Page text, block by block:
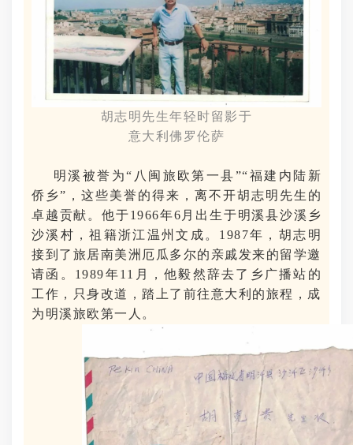
胡志明先生年轻时留影于
意大利佛罗伦萨
明溪被誉为“八闽旅欧第一县”“福建内陆新
侨乡”， 这些美誉的得来，离不开胡志明先生的
卓越贡献。他于1966年6月出生于明溪县沙溪乡
沙溪村，祖籍浙江温州文成。1987年，胡志明
接到了旅居南美洲厄瓜多尔的亲戚发来的留学邀
请函。1989年11月，他毅然辞去了乡广播站的
工作，只身改道，踏上了前往意大利的旅程，成
为明溪旅欧第一人。